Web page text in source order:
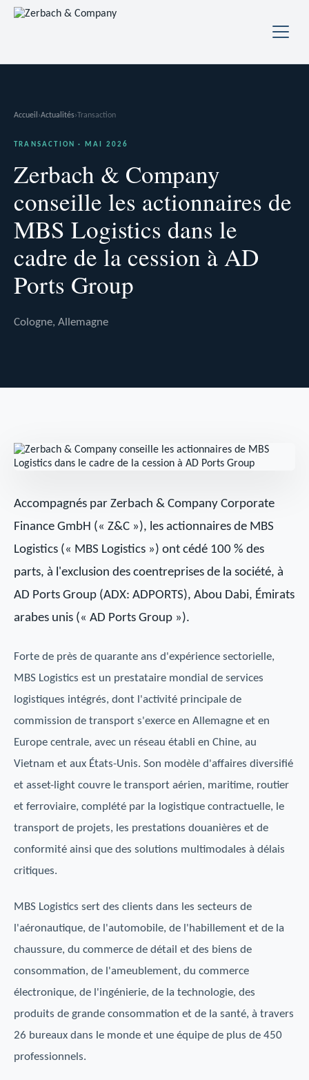
Accueil ›Actualités›Transaction
TRANSACTION · MAI 2026
Zerbach & Company
conseille les actionnaires de
MBS Logistics dans le
cadre de la cession à AD
Ports Group
Cologne, Allemagne
Accompagnés par Zerbach & Company Corporate
Finance GmbH (« Z&C »), les actionnaires de MBS
Logistics (« MBS Logistics ») ont cédé 100 % des
parts, à l'exclusion des coentreprises de la société, à
AD Ports Group (ADX: ADPORTS), Abou Dabi, Émirats
arabes unis (« AD Ports Group »).
Forte de près de quarante ans d'expérience sectorielle,
MBS Logistics est un prestataire mondial de services
logistiques intégrés, dont l'activité principale de
commission de transport s'exerce en Allemagne et en
Europe centrale, avec un réseau établi en Chine, au
Vietnam et aux États-Unis. Son modèle d'affaires diversifié
et asset-light couvre le transport aérien, maritime, routier
et ferroviaire, complété par la logistique contractuelle, le
transport de projets, les prestations douanières et de
conformité ainsi que des solutions multimodales à délais
critiques.
MBS Logistics sert des clients dans les secteurs de
l'aéronautique, de l'automobile, de l'habillement et de la
chaussure, du commerce de détail et des biens de
consommation, de l'ameublement, du commerce
électronique, de l'ingénierie, de la technologie, des
produits de grande consommation et de la santé, à travers
26 bureaux dans le monde et une équipe de plus de 450
professionnels.